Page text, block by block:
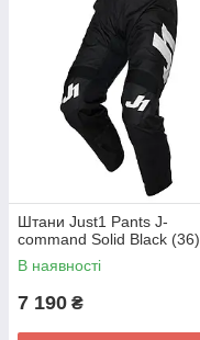
Штани Just1 Pants J-
command Solid Black (36)
В наявності
7 190 ₴